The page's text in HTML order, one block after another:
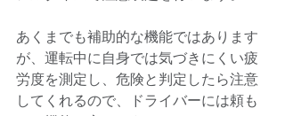
あくまでも補助的な機能ではあります
が、運転中に自身では気づきにくい疲
労度を測定し、危険と判定したら注意
してくれるので、ドライバーには頼も